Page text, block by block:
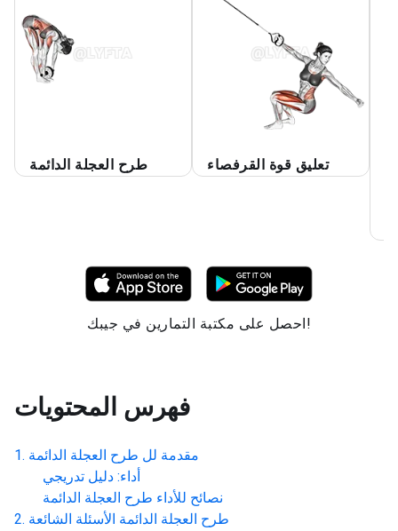
طرح العجلة الدائمة تعليق قوة القرفصاء
احصل على مكتبة التمارين في جيبك!
فهرس المحتويات
مقدمة لل طرح العجلة الدائمة
أداء: دليل تدريجي
نصائح للأداء طرح العجلة الدائمة
طرح العجلة الدائمة الأسئلة الشائعة